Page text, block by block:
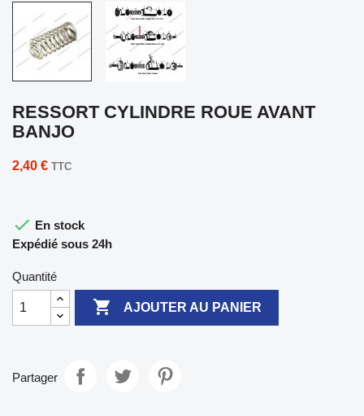
RESSORT CYLINDRE ROUE AVANT
BANJO
2,40 € TTC
 En stock
Expédié sous 24h
Quantité
 AJOUTER AU PANIER
Partager